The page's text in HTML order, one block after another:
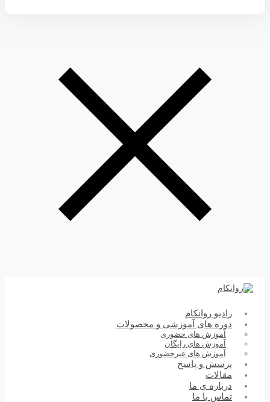
رادیو روانکام
دوره های آموزشی و محصولات
آموزش های حضوری
آموزش های رایگان
آموزش های غیرحضوری
پرسش و پاسخ
مقالات
درباره ی ما
تماس با ما